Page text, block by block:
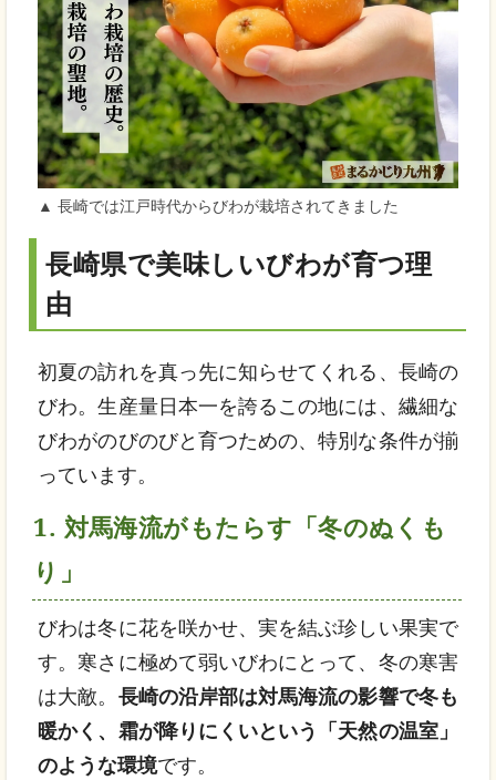
▲ 長崎では江戸時代からびわが栽培されてきました
長崎県で美味しいびわが育つ理
由
初夏の訪れを真っ先に知らせてくれる、長崎の
びわ。生産量日本一を誇るこの地には、繊細な
びわがのびのびと育つための、特別な条件が揃
っています。
1. 対馬海流がもたらす「冬のぬくも
り」
びわは冬に花を咲かせ、実を結ぶ珍しい果実で
す。寒さに極めて弱いびわにとって、冬の寒害
は大敵。 長崎の沿岸部は対馬海流の影響で冬も
暖かく、霜が降りにくいという「天然の温室」
のような環境です。